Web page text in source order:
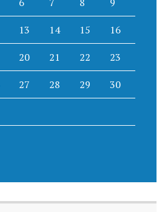
13 14 15 16
20 21 22 23
27 28 29 30